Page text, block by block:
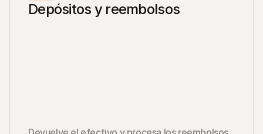
Depósitos y reembolsos